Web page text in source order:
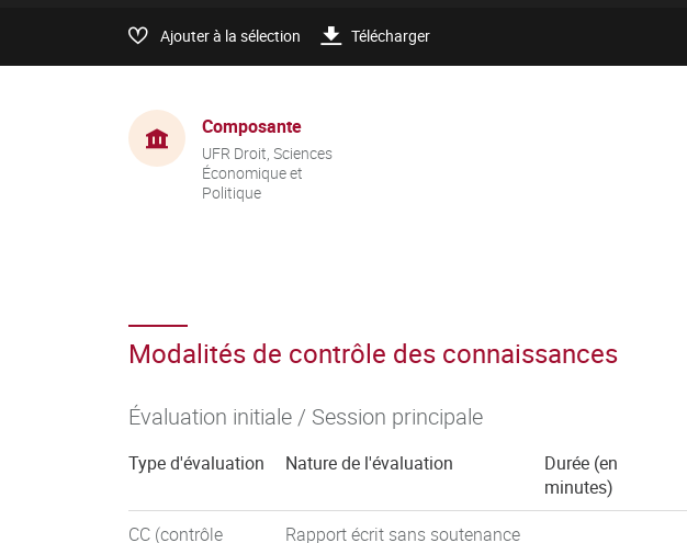
Ajouter à la sélection Télécharger
Composante
UFR Droit, Sciences
Économique et
Politique
Modalités de contrôle des connaissances
Évaluation initiale / Session principale
Type d'évaluation Nature de l'évaluation
Durée (en
minutes)
CC (contrôle Rapport écrit sans soutenance